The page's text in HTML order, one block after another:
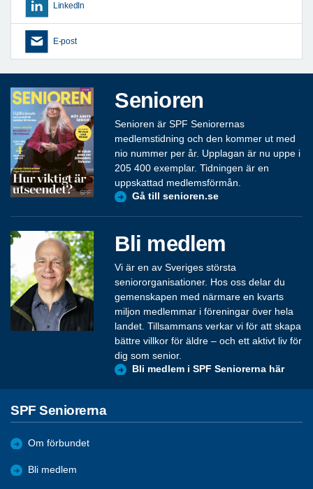
LinkedIn
E-post
Senioren
Senioren är SPF Seniorernas
medlemstidning och den kommer ut med
nio nummer per år. Upplagan är nu uppe i
205 400 exemplar. Tidningen är en
uppskattad medlemsförmån.
Gå till senioren.se
Bli medlem
Vi är en av Sveriges största
seniororganisationer. Hos oss delar du
gemenskapen med närmare en kvarts
miljon medlemmar i föreningar över hela
landet. Tillsammans verkar vi för att skapa
bättre villkor för äldre – och ett aktivt liv för
dig som senior.
Bli medlem i SPF Seniorerna här
SPF Seniorerna
Om förbundet
Bli medlem